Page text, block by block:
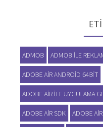
ADMOB ADMOB ILE
ADOBE AIR ANDROID 64BIT
ADOBE AIR ILE UYGULAMA
ADOBE AIR SDK ADOBE